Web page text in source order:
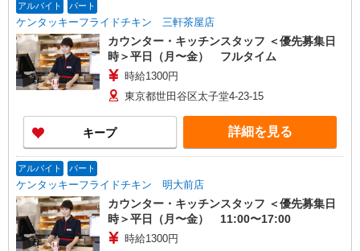
アルバイト パート
ケンタッキーフライドチキン 三軒茶屋店
カウンター・キッチンスタッフ ＜優先募集日
時＞平日（月〜金） フルタイム
時給1300円
東京都世田谷区太子堂4-23-15
キープ 詳細を見る
アルバイト パート
ケンタッキーフライドチキン 明大前店
カウンター・キッチンスタッフ ＜優先募集日
時＞平日（月〜金） 11:00〜17:00
時給1300円